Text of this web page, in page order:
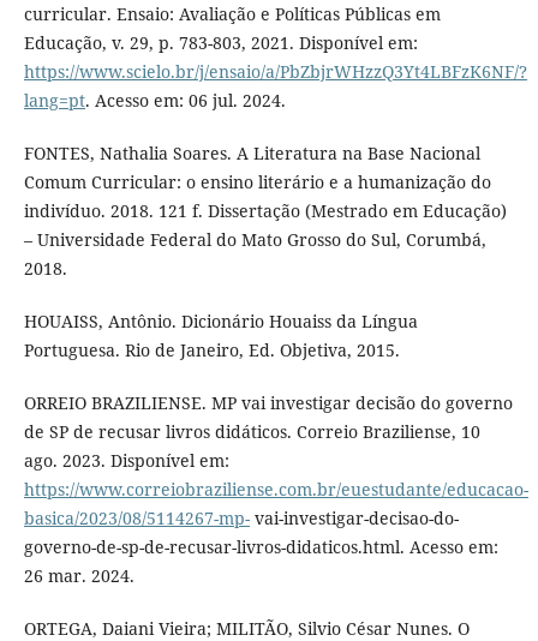
curricular. Ensaio: Avaliação e Políticas Públicas em
Educação, v. 29, p. 783-803, 2021. Disponível em:
https://www.scielo.br/j/ensaio/a/PbZbjrWHzzQ3Yt4LBFzK6NF/?
lang=pt. Acesso em: 06 jul. 2024.
FONTES, Nathalia Soares. A Literatura na Base Nacional
Comum Curricular: o ensino literário e a humanização do
indivíduo. 2018. 121 f. Dissertação (Mestrado em Educação)
– Universidade Federal do Mato Grosso do Sul, Corumbá,
2018.
HOUAISS, Antônio. Dicionário Houaiss da Língua
Portuguesa. Rio de Janeiro, Ed. Objetiva, 2015.
ORREIO BRAZILIENSE. MP vai investigar decisão do governo
de SP de recusar livros didáticos. Correio Braziliense, 10
ago. 2023. Disponível em:
https://www.correiobraziliense.com.br/euestudante/educacao-
basica/2023/08/5114267-mp-vai-investigar-decisao-do-
governo-de-sp-de-recusar-livros-didaticos.html. Acesso em:
26 mar. 2024.
ORTEGA, Daiani Vieira; MILITÃO, Silvio César Nunes. O